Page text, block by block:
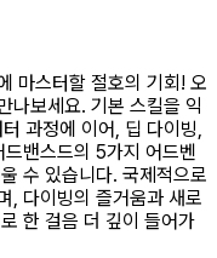
마스터할 절호의 기회! 오
나보세요. 기본 스킬을 익
과정에 이어, 딥 다이빙,
밴스드의 5가지 어드벤
수 있습니다. 국제적으로
, 다이빙의 즐거움과 새로
한 걸음 더 깊이 들어가